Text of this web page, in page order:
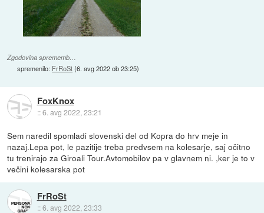
Zgodovina sprememb…
spremenilo: FrRoSt(6. avg 2022 ob 23:25)
FoxKnox
::6. avg 2022, 23:21
Sem naredil spomladi slovenski del od Kopra do hrv meje in
nazaj.Lepa pot, le pazitije treba predvsem na kolesarje, saj očitno
tu trenirajo za Giroali Tour.Avtomobilov pa v glavnem ni. ,ker je to v
večini kolesarska pot
FrRoSt
::6. avg 2022, 23:33